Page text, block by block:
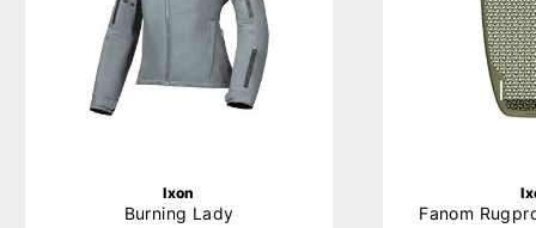
Ixon
Burning Lady
Fanom